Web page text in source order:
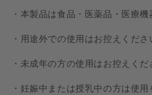
・本製品は食品・医薬品・医療機
・用途外での使用はお控えくださ
・未成年の方の使用はお控えくだ
・妊娠中または授乳中の方は使用